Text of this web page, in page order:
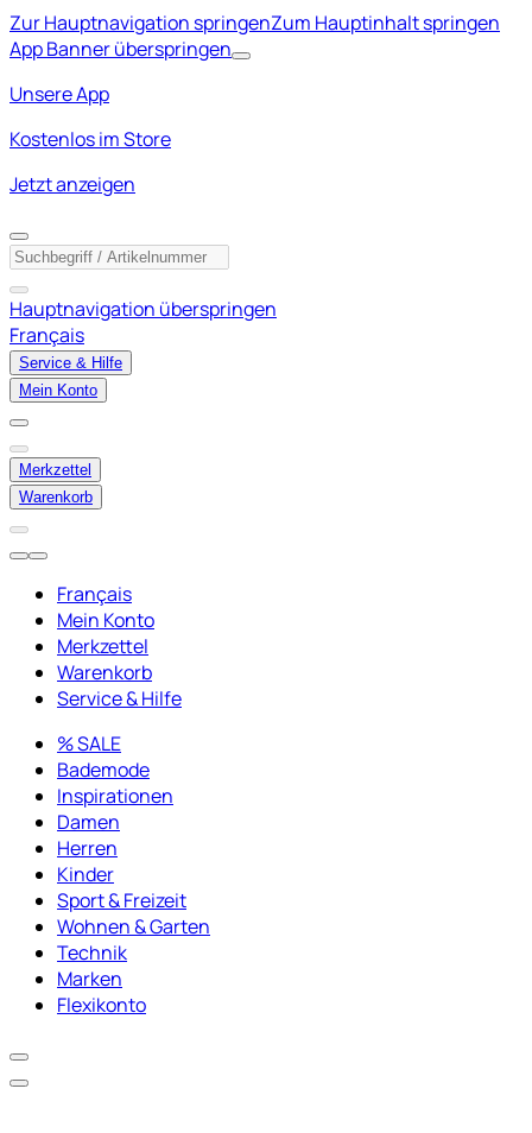
Zur Hauptnavigation springenZum Hauptinhalt springen
App Banner überspringen
Unsere App
Kostenlos im Store
Jetzt anzeigen
Hauptnavigation überspringen
Français
Service & Hilfe
Mein Konto
Merkzettel
Warenkorb
Français
Mein Konto
Merkzettel
Warenkorb
Service & Hilfe
% SALE
Bademode
Inspirationen
Damen
Herren
Kinder
Sport & Freizeit
Wohnen & Garten
Technik
Marken
Flexikonto